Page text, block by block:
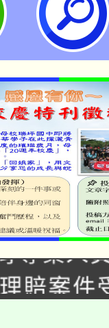
入校路
專業人
賠案件